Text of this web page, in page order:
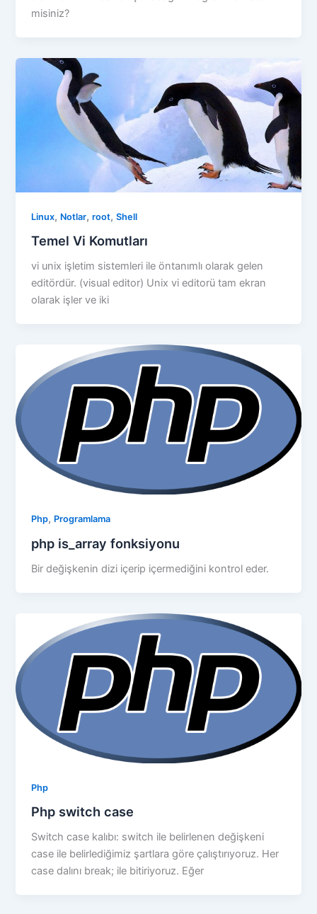
misiniz?
Linux, Notlar,root,Shell
Temel Vi Komutları
vi unix işletim sistemleri ile öntanımlı olarak gelen
editördür. (visual editor) Unix vi editorü tam ekran
olarak işler ve iki
Php, Programlama
php is_array fonksiyonu
Bir değişkenin dizi içerip içermediğini kontrol eder.
Php
Php switch case
Switch case kalıbı: switch ile belirlenen değişkeni
case ile belirlediğimiz şartlara göre çalıştırıyoruz. Her
case dalını break; ile bitiriyoruz. Eğer